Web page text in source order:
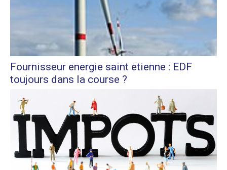
Fournisseur energie saint etienne : EDF
toujours dans la course ?